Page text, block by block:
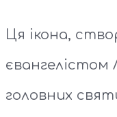
Ця ікона,
євангелістом
головних